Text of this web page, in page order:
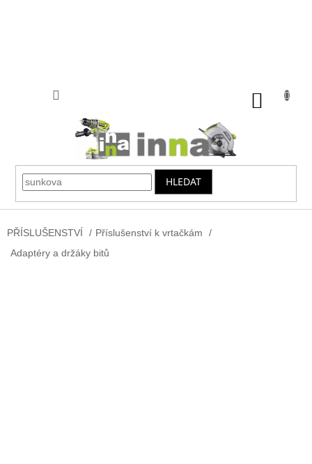
HLEDAT
PŘÍSLUŠENSTVÍ / Příslušenství k vrtačkám
/
Adaptéry a držáky bitů